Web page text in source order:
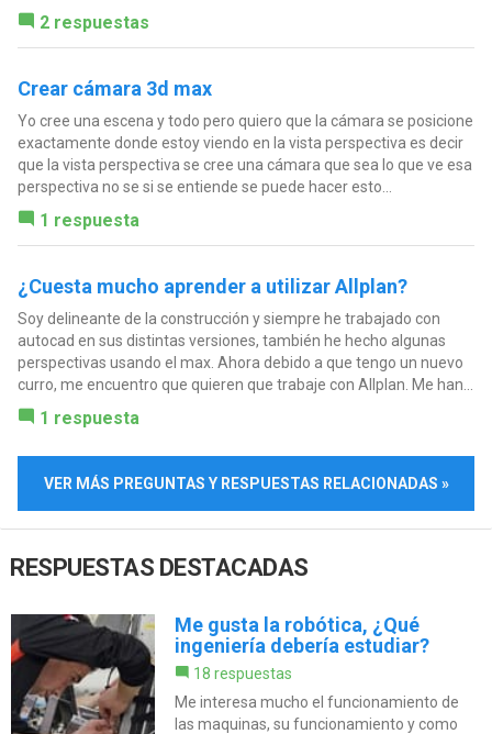
2 respuestas
Crear cámara 3d max
Yo cree una escena y todo pero quiero que la cámara se posicione
exactamente donde estoy viendo en la vista perspectiva es decir
que la vista perspectiva se cree una cámara que sea lo que ve esa
perspectiva no se si se entiende se puede hacer esto...
1 respuesta
¿Cuesta mucho aprender a utilizar Allplan?
Soy delineante de la construcción y siempre he trabajado con
autocad en sus distintas versiones, también he hecho algunas
perspectivas usando el max. Ahora debido a que tengo un nuevo
curro, me encuentro que quieren que trabaje con Allplan. Me han...
1 respuesta
VER MÁS PREGUNTAS Y RESPUESTAS RELACIONADAS »
RESPUESTAS DESTACADAS
Me gusta la robótica, ¿Qué
ingeniería debería estudiar?
18 respuestas
Me interesa mucho el funcionamiento de
las maquinas, su funcionamiento y como